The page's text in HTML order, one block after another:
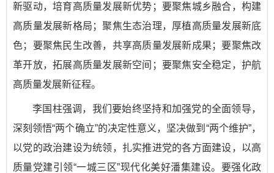
新驱动，培育高质量发展新优势；要聚焦城乡融合，构建
高质量发展新格局；聚焦生态治理，厚植高质量发展新底
色；要聚焦民生改善，共享高质量发展新成果；要聚焦改
革开放，拓展高质量发展新空间；要聚焦安全稳定，护航
高质量发展新征程。
李国柱强调，我们要始终坚持和加强党的全面领导，
深刻领悟“两个确立”的决定性意义，坚决做到“两个维护”，
以党的政治建设为统领，扎实推进党的各方面建设，以高
质量党建引领“一城三区”现代化美好潘集建设。要强化政